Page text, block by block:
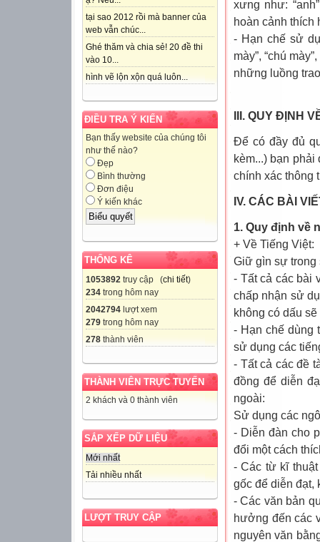
tại sao 2012 rồi mà banner của
web vẫn chúc...
Ghé thăm và chia sẻ! 20 đề thi
vào 10...
hình vẽ lộn xộn quá luôn...
ĐIỀU TRA Ý KIẾN
Bạn thấy website của chúng tôi
như thế nào?
Đẹp
Bình thường
Đơn điệu
Ý kiến khác
THỐNG KÊ
1053892 truy cập (chi tiết)
234 trong hôm nay
2042794 lượt xem
279 trong hôm nay
278 thành viên
THÀNH VIÊN TRỰC TUYẾN
2 khách và 0 thành viên
SẮP XẾP DỮ LIỆU
Mới nhất
Tải nhiều nhất
LƯỢT TRUY CẬP
xưng như:
hoàn cảnh thích
- Hạn chế sử
mày”, “chú
những luồng
III. QUY ĐỊNH
Để có đầy đủ
kèm...) bạn
chính xác thông
IV. CÁC BÀI
1. Quy định về
+ Về Tiếng Việt:
Giữ gìn sự trong
- Tất cả các bài
chấp nhận sử
không có dấu
- Hạn chế dùng
sử dụng các
- Tất cả các đề
đồng để diễn
ngoài:
Sử dụng các
- Diễn đàn cho
đổi một cách
- Các từ kĩ
gốc để diễn đạt,
- Các văn bản
hưởng đến các
nguyên văn